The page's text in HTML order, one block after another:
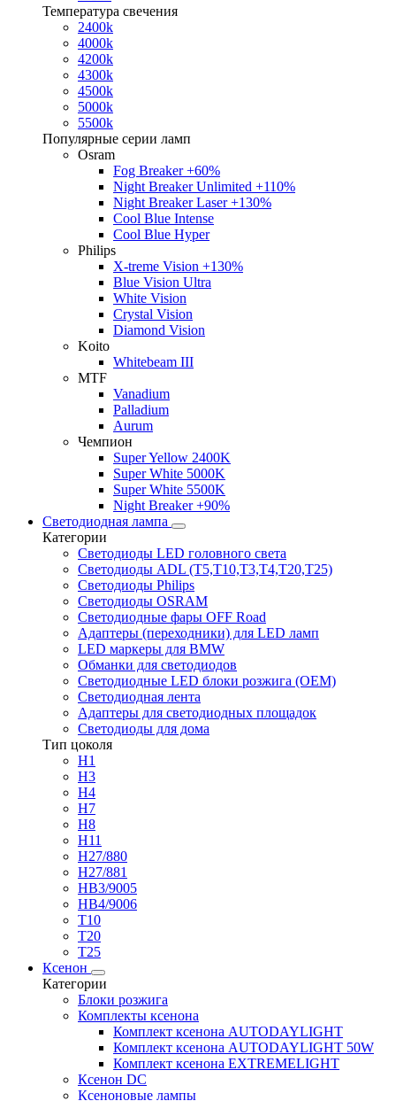
Температура свечения
2400k
4000k
4200k
4300k
4500k
5000k
5500k
Популярные серии ламп
Osram
Fog Breaker +60%
Night Breaker Unlimited +110%
Night Breaker Laser +130%
Cool Blue Intense
Cool Blue Hyper
Philips
X-treme Vision +130%
Blue Vision Ultra
White Vision
Crystal Vision
Diamond Vision
Koito
Whitebeam III
MTF
Vanadium
Palladium
Aurum
Чемпион
Super Yellow 2400K
Super White 5000K
Super White 5500K
Night Breaker +90%
Светодиодная лампа
Категории
Светодиоды LED головного света
Светодиоды ADL (T5,T10,T3,T4,T20,T25)
Светодиоды Philips
Светодиоды OSRAM
Светодиодные фары OFF Road
Адаптеры (переходники) для LED ламп
LED маркеры для BMW
Обманки для светодиодов
Светодиодные LED блоки розжига (OEM)
Светодиодная лента
Адаптеры для светодиодных площадок
Светодиоды для дома
Тип цоколя
H1
H3
H4
H7
H8
H11
H27/880
H27/881
HB3/9005
HB4/9006
T10
T20
T25
Ксенон
Категории
Блоки розжига
Комплекты ксенона
Комплект ксенона AUTODAYLIGHT
Комплект ксенона AUTODAYLIGHT 50W
Комплект ксенона EXTREMELIGHT
Ксенон DC
Ксеноновые лампы